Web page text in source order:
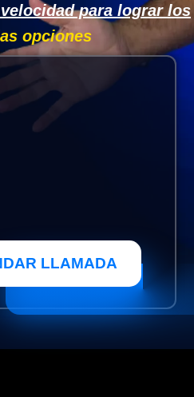
para lograr los
opciones
LLAMADA